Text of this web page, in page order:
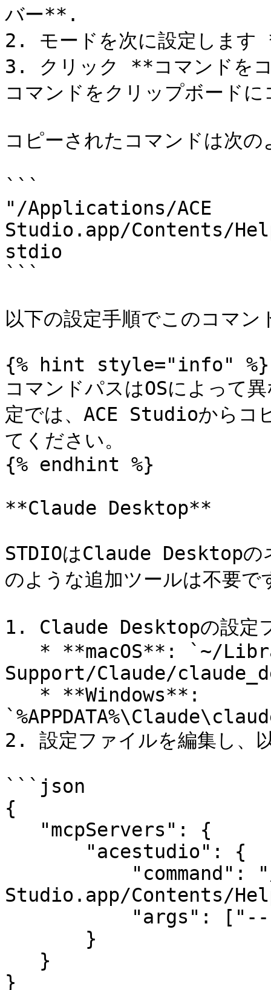
バー**.
2. モードを次に設定しま
3. クリック **コマンドを
コマンドをクリップボード
コピーされたコマンドは次
```
"/Applications/ACE
Studio.app/Contents/
stdio
```
以下の設定手順でこのコマン
{% hint style="info" %}
コマンドパスはOSによって
定では、ACE Studioからコ
てください。
{% endhint %}
**Claude Desktop**
STDIOはClaude Desktopの
のような追加ツールは不要
1. Claude Desktopの設定
Support/Claude/
2. 設定ファイルを編集し、
```json
{
Studio.app/Contents/
}